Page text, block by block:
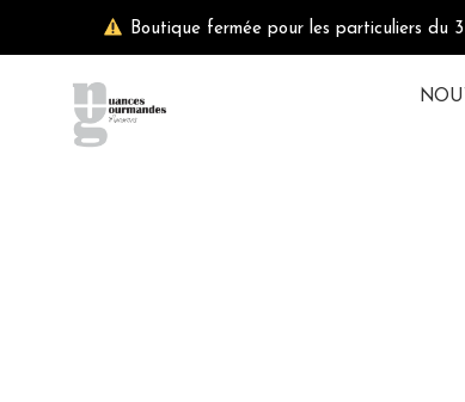
au
Boutique fermée pour les particuliers du